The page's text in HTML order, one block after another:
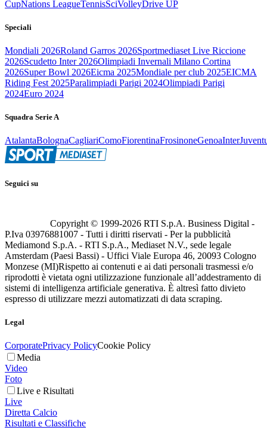
CupNations LeagueTennisSciVolleyDrive UP
Speciali
Mondiali 2026Roland Garros 2026Sportmediaset Live Riccione
2026Scudetto Inter 2026Olimpiadi Invernali Milano Cortina
2026Super Bowl 2026Eicma 2025Mondiale per club 2025EICMA
Riding Fest 2025Paralimpiadi Parigi 2024Olimpiadi Parigi
2024Euro 2024
Squadra Serie A
AtalantaBolognaCagliariComoFiorentinaFrosinoneGenoaInter
Seguici su
Copyright © 1999-2026 RTI S.p.A. Business Digital -
P.Iva 03976881007 - Tutti i diritti riservati - Per la pubblicità
Mediamond S.p.A. - RTI S.p.A., Mediaset N.V., sede legale
Amsterdam (Paesi Bassi) - Uffici Viale Europa 46, 20093 Cologno
Monzese (MI)Rispetto ai contenuti e ai dati personali trasmessi e/o
riprodotti è vietata ogni utilizzazione funzionale all’addestramento di
sistemi di intelligenza artificiale generativa. È altresì fatto divieto
espresso di utilizzare mezzi automatizzati di data scraping.
Legal
CorporatePrivacy PolicyCookie Policy
Media
Video
Foto
Live e Risultati
Live
Diretta Calcio
Risultati e Classifiche